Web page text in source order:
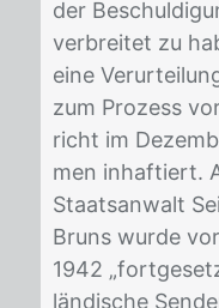
der
ver­brei­tet zu
eine
zum Pro­zess
richt im
men in­haf­tiert.
Staats­an­walt
Bruns wur­de
1942
län­di­sche